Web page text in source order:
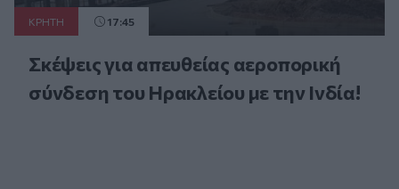
ΚΡΗΤΗ 17:45
Σκέψεις για απευθείας αεροπορική
σύνδεση του Ηρακλείου με την Ινδία!